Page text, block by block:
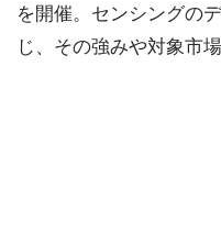
を開催。センシングの
じ、その強みや対象市